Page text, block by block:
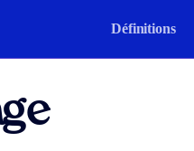
Définitions